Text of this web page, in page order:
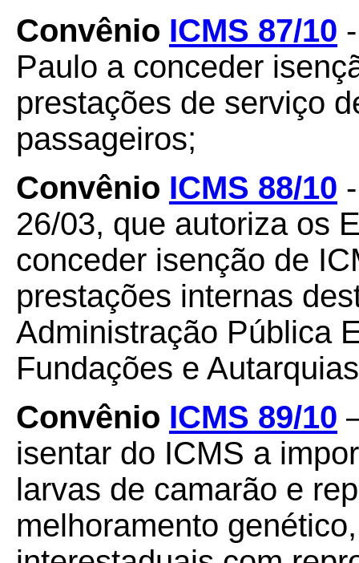
Convênio ICMS 87/10 -
Paulo a conceder
prestações de serviço
passageiros;
Convênio ICMS 88/10
26/03, que autoriza os
conceder isenção de
prestações internas
Administração Pública
Fundações e
Convênio ICMS 89/10
isentar do ICMS a
larvas de camarão e
melhoramento